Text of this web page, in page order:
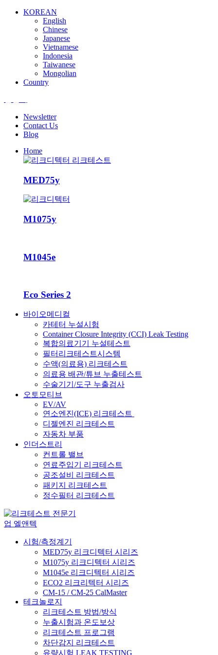
KOREAN
English
Chinese
Japanese
Vietnamese
Indonesia
Taiwanese
Mongolian
Country
Newsletter
Contact Us
Blog
Home
MED75y
M1075y
M1045e
Eco Series 2
바이오메디컬
카테터 누설시험
Container Closure Integrity (CCI) Leak Testing
복합의료기기 누설테스트
필터리크테스트시스템
수액(의료용) 리크테스트
의료용 배관/튜브 누출테스트
수술기기/도구 누출검사
오토모티브
EV/AV
연소엔진(ICE) 리크테스트
디젤엔진 리크테스트
자동차 부품
인더스트리
컨트롤 밸브
연료주입기 리크테스트
공조설비 리크테스트
패키지 리크테스트
정수필터 리크테스트
시험/측정계기
MED75y 리크디텍터 시리즈
M1075y 리크디텍터 시리즈
M1045e 리크디텍터 시리즈
ECO2 리크리텍터 시리즈
CM-15 / CM-25 CalMaster
테크놀로지
리크테스트 방법/방식
누출시험과 온도보상
리크테스트 프로그램
차단감지 리크테스트
유량시험 LEAK TESTING